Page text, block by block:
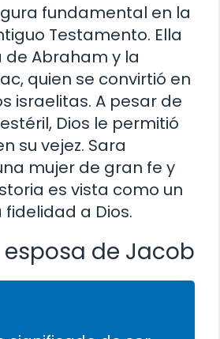
fundamental en la
Testamento. Ella
Abraham y la
quien se convirtió en
israelitas. A pesar de
Dios le permitió
su vejez. Sara
mujer de gran fe y
es vista como un
a Dios.
esposa de Jacob